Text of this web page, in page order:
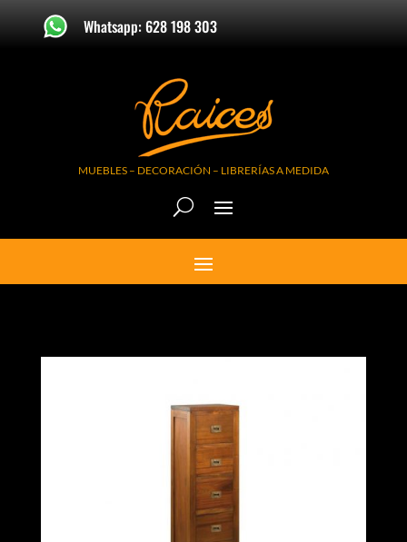
Whatsapp: 628 198 303
MUEBLES – DECORACIÓN – LIBRERÍAS A MEDIDA